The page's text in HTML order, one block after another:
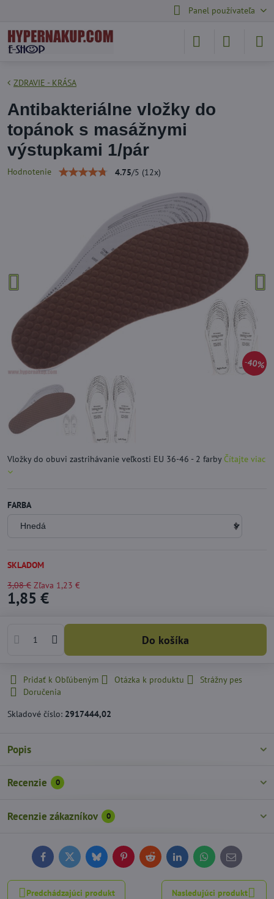
Panel používateľa
40%
ZDRAVIE - KRÁSA
Antibakteriálne vložky do
topánok s masážnymi
výstupkami 1/pár
Hodnotenie 4.75/5 (12x)
Vložky do obuvi zastrihávanie veľkosti EU 36-46 - 2 farby Čítajte viac
FARBA
SKLADOM
3,08 € Zľava 1,23 €
1,85 €
Do košíka
Pridať k Obľúbeným Otázka k produktu
Strážny pes
Doručenia
Skladové číslo: 2917444,02
Popis
Recenzie 0
Recenzie zákazníkov 0
FacebookTwitterBlueskyPinterestReddit LinkedInWhatsApp
E-
mail
Predchádzajúci produkt Nasledujúci produkt